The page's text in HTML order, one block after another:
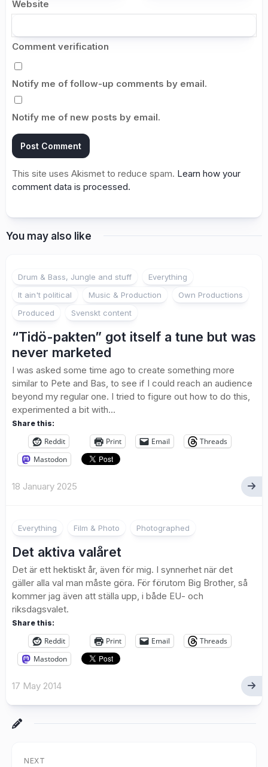
Website
Comment verification
Notify me of follow-up comments by email.
Notify me of new posts by email.
This site uses Akismet to reduce spam. Learn how your
comment data is processed.
You may also like
Drum & Bass, Jungle and stuff
Everything
It ain't political
Music & Production
Own Productions
Produced
Svenskt content
“Tidö-pakten” got itself a tune but was
never marketed
I was asked some time ago to create something more
similar to Pete and Bas, to see if I could reach an audience
beyond my regular one. I tried to figure out how to do this,
experimented a bit with...
Share this:
Reddit Print Email
Threads
Mastodon
18 January 2025
Everything Film & Photo Photographed
Det aktiva valåret
Det är ett hektiskt år, även för mig. I synnerhet när det
gäller alla val man måste göra. För förutom Big Brother, så
kommer jag även att ställa upp, i både EU- och
riksdagsvalet.
Share this:
Reddit Print Email
Threads
Mastodon
17 May 2014
NEXT